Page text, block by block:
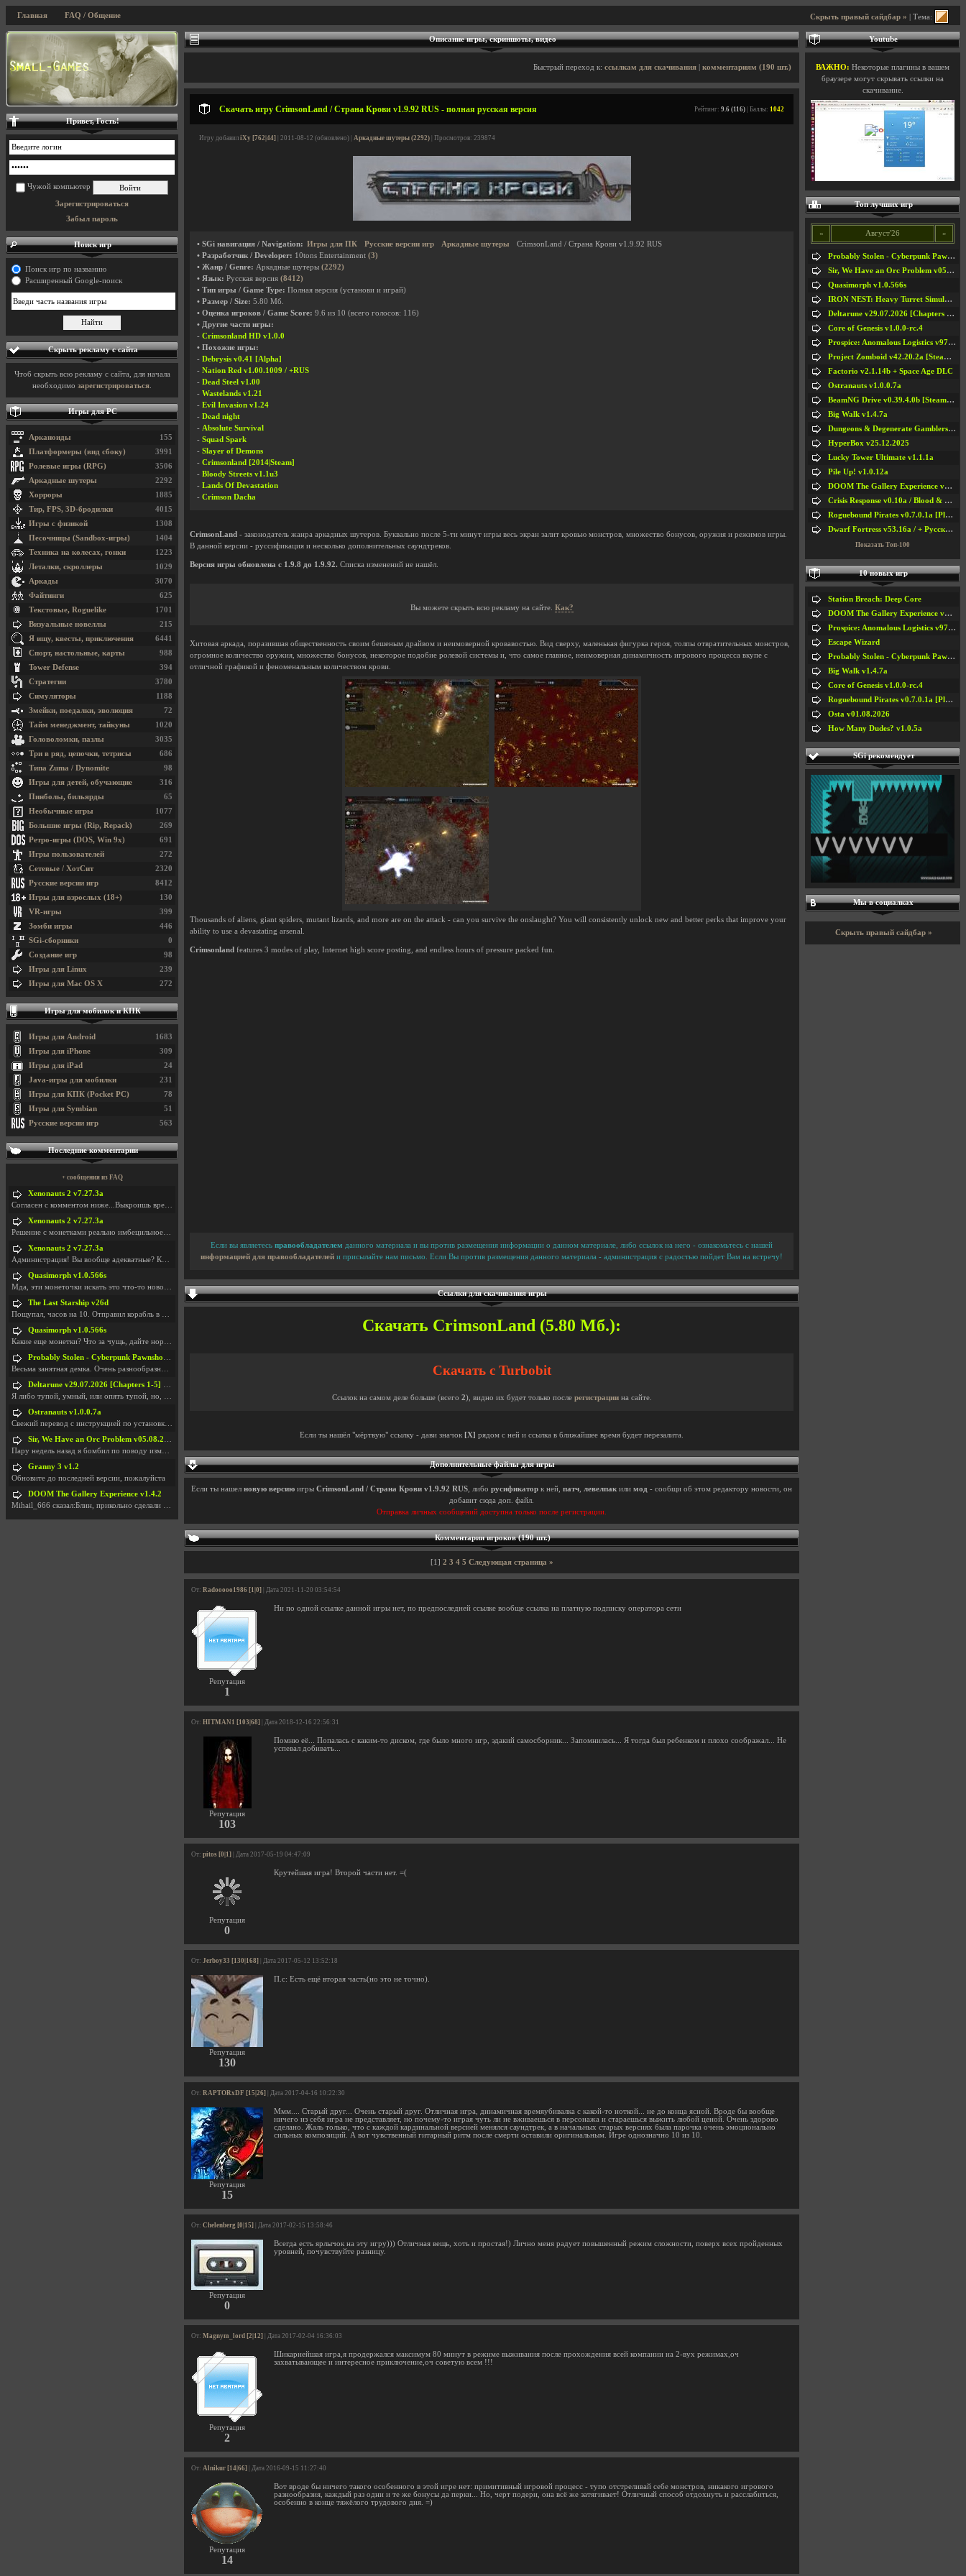
Скрыть правый сайдбар » | Тема:
Главная FAQ / Общение
Описание игры, скриншоты, видео
Быстрый переход к: ссылкам для скачивания комментариям (190 шт.)
Скачать игру CrimsonLand / Страна Крови v1.9.92 RUS - полная русская версия Рейтинг: 9.6 (116) | Баллы: 1042
Игру добавил iXy [762|44] | 2011-08-12 (обновлено) | Аркадные шутеры (2292) | Просмотров: 239874
• SGi навигация / Navigation: Игры для ПК Русские версии игр Аркадные шутеры
CrimsonLand / Страна Крови v1.9.92 RUS
• Разработчик / Developer: 10tons Entertainment (3)
• Жанр / Genre: Аркадные шутеры (2292)
• Язык: Русская версия (8412)
• Тип игры / Game Type: Полная версия (установи и играй)
• Размер / Size: 5.80 Мб.
• Оценка игроков / Game Score: 9.6 из 10 (всего голосов: 116)
• Другие части игры:
- Crimsonland HD v1.0.0
• Похожие игры:
- Debrysis v0.41 [Alpha]
- Nation Red v1.00.1009 / +RUS
- Dead Steel v1.00
- Wastelands v1.21
- Evil Invasion v1.24
- Dead night
- Absolute Survival
- Squad Spark
- Slayer of Demons
- Crimsonland [2014|Steam]
- Bloody Streets v1.1u3
- Lands Of Devastation
- Crimson Dacha
CrimsonLand - законодатель жанра аркадных шутеров. Буквально после 5-ти минут игры весь экран залит кровью монстров, множество бонусов, оружия и режимов игры.
В данной версии - руссификация и несколько дополнительных саундтреков.
Версия игры обновлена с 1.9.8 до 1.9.92. Списка изменений не нашёл.
Вы можете скрыть всю рекламу на сайте. Как?
Хитовая аркада, поразившая общественность своим бешеным драйвом и неимоверной кровавостью. Вид сверху, маленькая фигурка героя, толпы отвратительных монстров,
огромное количество оружия, множество бонусов, некоторое подобие ролевой системы и, что самое главное, неимоверная динамичность игрового процесса вкупе с
отличной графикой и феноменальным количеством крови.
Thousands of aliens, giant spiders, mutant lizards, and more are on the attack - can you survive the onslaught? You will consistently unlock new and better perks that improve your
ability to use a devastating arsenal.
Crimsonland features 3 modes of play, Internet high score posting, and endless hours of pressure packed fun.
Если вы являетесь правообладателем данного материала и вы против размещения информации о данном материале, либо ссылок на него - ознакомьтесь с нашей
информацией для правообладателей и присылайте нам письмо. Если Вы против размещения данного материала - администрация с радостью пойдет Вам на встречу!
Ссылки для скачивания игры
Скачать CrimsonLand (5.80 Мб.):
Скачать с Turbobit
Ссылок на самом деле больше (всего 2), видно их будет только после регистрациина сайте.
Если ты нашёл "мёртвую" ссылку - дави значок [X] рядом с ней и ссылка в ближайшее время будет перезалита.
Дополнительные файлы для игры
Если ты нашел новую версию игры CrimsonLand / Страна Крови v1.9.92 RUS , либо русификатор к ней, патч левелпак или мод - сообщи об этом редактору новости, он
добавит сюда доп. файл.
Отправка личных сообщений доступна только после регистрации.
Комментарии игроков (190 шт.)
[1] 2 3 4 5 Следующая страница »
От: Radooooo1986 [1|0] | Дата 2021-11-20 03:54:54
Репутация
1
Ни по одной ссылке данной игры нет, по предпоследней ссылке вообще ссылка на платную подписку оператора сети
От: HITMAN1 [103|68] | Дата 2018-12-16 22:56:31
Репутация
103
Помню её... Попалась с каким-то диском, где было много игр, эдакий самосборник... Запомнилась... Я тогда был ребенком и плохо соображал... Не
успевал добивать...
От: pitos [0|1] | Дата 2017-05-19 04:47:09
Репутация
0
Крутейшая игра! Второй части нет. =(
От: Jerboy33 [130|168] | Дата 2017-05-12 13:52:18
Репутация
130
П.с: Есть ещё вторая часть(но это не точно).
От: RAPTORxDF [15|26] | Дата 2017-04-16 10:22:30
Репутация
15
Ммм.... Старый друг... Очень старый друг. Отличная игра, динамичная времяубивалка с какой-то ноткой... не до конца ясной. Вроде бы вообще
ничего из себя игра не представляет, но почему-то играя чуть ли не вживаешься в персонажа и стараешься выжить любой ценой. Очень здорово
сделано. Жаль только, что с каждой кардинальной версией менялся саундтрек, а в начальных старых версиях была парочка очень эмоционально
сильных композиций. А вот чувственный гитарный ритм после смерти оставили оригинальным. Игре однозначно 10 из 10.
От: Chelenberg [0|15] | Дата 2017-02-15 13:58:46
Репутация
0
Всегда есть ярлычок на эту игру))) Отличная вещь, хоть и простая!) Лично меня радует повышенный режим сложности, поверх всех пройденных
уровней, почувствуйте разницу.
От: Magnym_lord [2|12] | Дата 2017-02-04 16:36:03
Репутация
2
Шикарнейшая игра,я продержался максимум 80 минут в режиме выживания после прохождения всей компании на 2-вух режимах,оч
захватывающее и интересное приключение,оч советую всем !!!
От: Alnikur [14|66] | Дата 2016-09-15 11:27:40
Репутация
14
Вот вроде бы ничего такого особенного в этой игре нет: примитивный игровой процесс - тупо отстреливай себе монстров, никакого игрового
разнообразия, каждый раз одни и те же бонусы да перки... Но, черт подери, она всё же затягивает! Отличный способ отдохнуть и расслабиться,
особенно в конце тяжёлого трудового дня. =)
Привет, Гость!
Чужой компьютер
Зарегистрироваться
Забыл пароль
Поиск игр
Поиск игр по названию
Расширенный Google-поиск
Скрыть рекламу с сайта
Чтоб скрыть всю рекламу с сайта, для начала
необходимо зарегистрироваться
Игры для PC
155
Арканоиды
3991
Платформеры (вид сбоку)
3506
Ролевые игры (RPG)
2292
Аркадные шутеры
1885
Хорроры
4015
Тир, FPS, 3D-бродилки
1308
Игры с физикой
1404
Песочницы (Sandbox-игры)
1223
Техника на колесах, гонки
1029
Леталки, скроллеры
3070
Аркады
625
Файтинги
1701
Текстовые, Roguelike
215
Визуальные новеллы
6441
Я ищу, квесты, приключения
988
Спорт, настольные, карты
394
Tower Defense
3780
Стратегии
1188
Симуляторы
72
Змейки, поедалки, эволюция
1020
Тайм менеджмент, тайкуны
3035
Головоломки, пазлы
686
Три в ряд, цепочки, тетрисы
98
Типа Zuma / Dynomite
316
Игры для детей, обучающие
65
Пинболы, бильярды
1077
Необычные игры
269
Большие игры (Rip, Repack)
691
Ретро-игры (DOS, Win 9x)
272
Игры пользователей
2320
Сетевые / ХотСит
8412
Русские версии игр
130
Игры для взрослых (18+)
399
VR-игры
446
Зомби игры
0
SGi-сборники
98
Создание игр
239
Игры для Linux
272
Игры для Mac OS X
Игры для мобилок и КПК
1683
Игры для Android
309
Игры для iPhone
24
Игры для iPad
231
Java-игры для мобилки
78
Игры для КПК (Pocket PC)
51
Игры для Symbian
563
Русские версии игр
Последние комментарии
+ сообщения из FAQ
Xenonauts 2 v7.27.3a
Согласен с комментом ниже...Выкроишь время чтобы з
Xenonauts 2 v7.27.3a
Решение с монетками реально имбецильное. Как сдела
Xenonauts 2 v7.27.3a
Администрация! Вы вообще адекватные? Какие монетки
Quasimorph v1.0.566s
Мда, эти монеточки искать это что-то новое в сфере
The Last Starship v26d
Пощупал, часов на 10. Отправил корабль в другую Га
Quasimorph v1.0.566s
Какие еще монетки? Что за чущь, дайте нормально ск
Probably Stolen - Cyberpunk Pawnshop Simulator v048c [Playtest]
Весьма занятная демка. Очень разнообразные механик
Deltarune v29.07.2026 [Chapters 1-5] / + RUS [Chapters 1-5]
Я либо тупой, умный, или опять тупой, но, вроде я
Ostranauts v1.0.0.7a
Свежий перевод с инструкцией по установкеhttps://g
Sir, We Have an Orc Problem v05.08.2026
Пару недель назад я бомбил по поводу изменения мин
Granny 3 v1.2
Обновите до последней версии, пожалуйста
DOOM The Gallery Experience v1.4.2
Mihail_666 сказал:Блин, прикольно сделали с монетк
Youtube
ВАЖНО: Некоторые плагины в вашем
браузере могут скрывать ссылки на
скачивание.
Топ лучших игр
« Август'26 »
Probably Stolen - Cyberpunk Pawnshop Simulator v048c [Playtest]
Sir, We Have an Orc Problem v05.08.2026
Quasimorph v1.0.566s
IRON NEST: Heavy Turret Simulator v1.0a
Deltarune v29.07.2026 [Chapters 1-5] / + RUS [Chapters 1-5]
Core of Genesis v1.0.0-rc.4
Prospice: Anomalous Logistics v97 [Playtest]
Project Zomboid v42.20.2a [Steam Early Access]
Factorio v2.1.14b + Space Age DLC
Ostranauts v1.0.0.7a
BeamNG Drive v0.39.4.0b [Steam Early Access]
Big Walk v1.4.7a
Dungeons & Degenerate Gamblers v2.0.2a
HyperBox v25.12.2025
Lucky Tower Ultimate v1.1.1a
Pile Up! v1.0.12a
DOOM The Gallery Experience v1.4.2
Crisis Response v0.10a / Blood & Bullet
Roguebound Pirates v0.7.0.1a [Playtest]
Dwarf Fortress v53.16a / + Русская Версия v50.12a
Показать Топ-100
10 новых игр
Station Breach: Deep Core
DOOM The Gallery Experience v1.4.2
Prospice: Anomalous Logistics v97 [Playtest]
Escape Wizard
Probably Stolen - Cyberpunk Pawnshop Simulator v048c [Playtest]
Big Walk v1.4.7a
Core of Genesis v1.0.0-rc.4
Roguebound Pirates v0.7.0.1a [Playtest]
Osta v01.08.2026
How Many Dudes? v1.0.5a
SGi рекомендует
Мы в социалках
Скрыть правый сайдбар »